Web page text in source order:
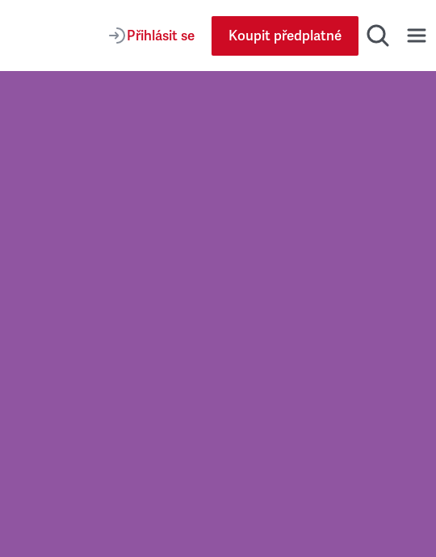
Přihlásit se Koupit předplatné